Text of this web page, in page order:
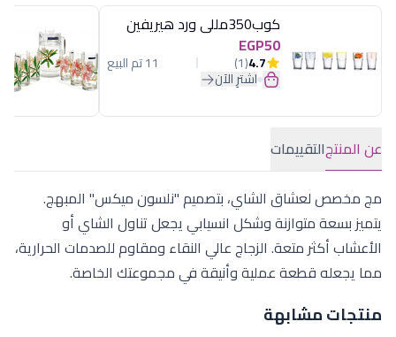
كوب350مللى ورد هيريفين
EGP50
4.7
(1) 11 تم البيع
اشترِ الآن
عن المنتجالتقييمات
مج مخصص لعشاق الشاي، بتصميم "نلسون ميكس" المبهج.
يتميز بسعة متوازنة وشكل انسيابي يجعل تناول الشاي أو
الأعشاب أكثر متعة. الزجاج عالي النقاء ومقاوم للصدمات الحرارية،
مما يجعله قطعة عملية وأنيقة في مجموعتك الخاصة.
منتجات مشابهة